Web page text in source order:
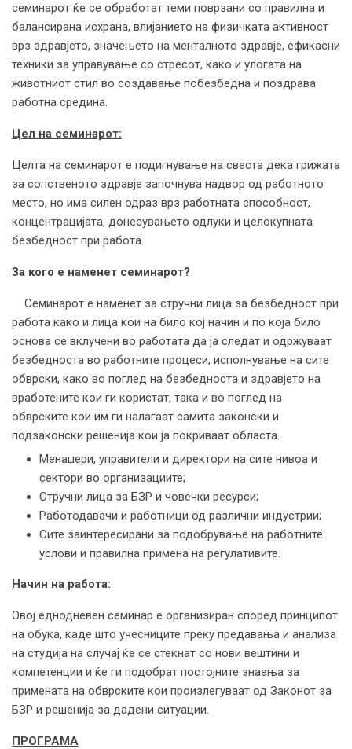
семинарот ќе се обработат теми поврзани со правилна и
балансирана исхрана, влијанието на физичката активност
врз здравјето, значењето на менталното здравје, ефикасни
техники за управување со стресот, како и улогата на
животниот стил во создавање побезбедна и поздрава
работна средина.
Цел на семинарот:
Целта на семинарот е подигнување на свеста дека грижата
за сопственото здравје започнува надвор од работното
место, но има силен одраз врз работната способност,
концентрацијата, донесувањето одлуки и целокупната
безбедност при работа.
За кого е наменет семинарот?
Семинарот е наменет за стручни лица за безбедност при
работа како и лица кои на било кој начин и по која било
основа се вклучени во работата да ја следат и одржуваат
безбедноста во работните процеси, исполнување на сите
обврски, како во поглед на безбедноста и здравјето на
вработените кои ги користат, така и во поглед на
обврските кои им ги налагаат самита законски и
подзаконски решенија кои ја покриваат областа.
Менаџери, управители и директори на сите нивоа и
сектори во организациите;
Стручни лица за БЗР и човечки ресурси;
Работодавачи и работници од различни индустрии;
Сите заинтересирани за подобрување на работните
услови и правилна примена на регулативите.
Начин на работа:
Овој еднодневен семинар е организиран според принципот
на обука, каде што учесниците преку предавања и анализа
на студија на случај ќе се стекнат со нови вештини и
компетенции и ќе ги подобрат постојните знаења за
примената на обврските кои произлегуваат од Законот за
БЗР и решенија за дадени ситуации.
ПРОГРАМА